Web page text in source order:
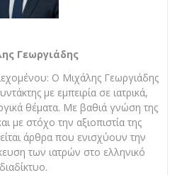
Γεωργιάδης
Ο Μιχάλης Γεωργιάδης
με εμπειρία σε ιατρικά,
θέματα. Με βαθιά γνώση της
με στόχο την αξιοπιστία της
άρθρα που ενισχύουν την
των ιατρών στο ελληνικό
διαδίκτυο.